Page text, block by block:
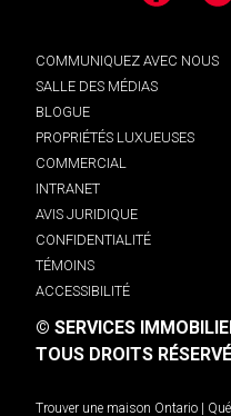
COMMUNIQUEZ AVEC NOUS
SALLE DES MÉDIAS
BLOGUE
PROPRIÉTÉS LUXUEUSES
COMMERCIAL
INTRANET
AVIS JURIDIQUE
CONFIDENTIALITÉ
TÉMOINS
ACCESSIBILITÉ
© SERVICES
TOUS DROITS
Trouver une maison Ontario